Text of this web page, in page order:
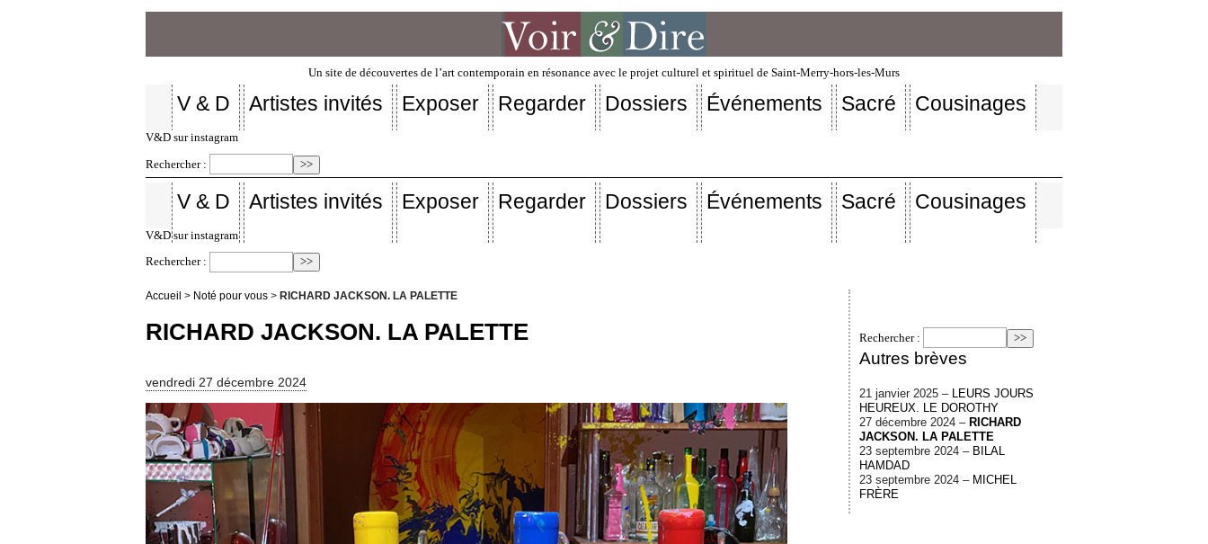
Un site de découvertes de l’art contemporain en résonance avec le projet culturel et spirituel de Saint-Merry-hors-les-Murs
V & D Artistes invités Exposer Regarder Dossiers Événements Sacré Cousinages
V&D sur instagram
Rechercher :
V & D Artistes invités Exposer Regarder Dossiers Événements Sacré Cousinages
V&D sur instagram
Rechercher :
Accueil > Noté pour vous > RICHARD JACKSON. LA PALETTE
RICHARD JACKSON. LA PALETTE
vendredi 27 décembre 2024
Rechercher :
Autres brèves
21 janvier 2025 – LEURS JOURS
HEUREUX. LE DOROTHY
27 décembre 2024 – RICHARD
JACKSON. LA PALETTE
23 septembre 2024 – BILAL
HAMDAD
23 septembre 2024 – MICHEL
FRÈRE